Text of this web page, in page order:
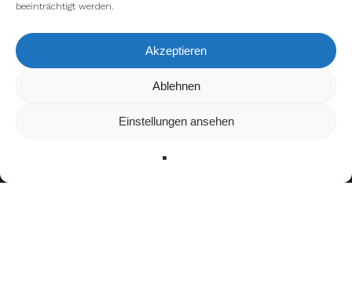
beeinträchtigt werden.
Akzeptieren
Ablehnen
Einstellungen ansehen
Wir verwenden Cookies, um dir die bestmögliche Erfahrung auf
kannst du erfahren, welche Cookies wir
verwenden oder sie ausschalten.